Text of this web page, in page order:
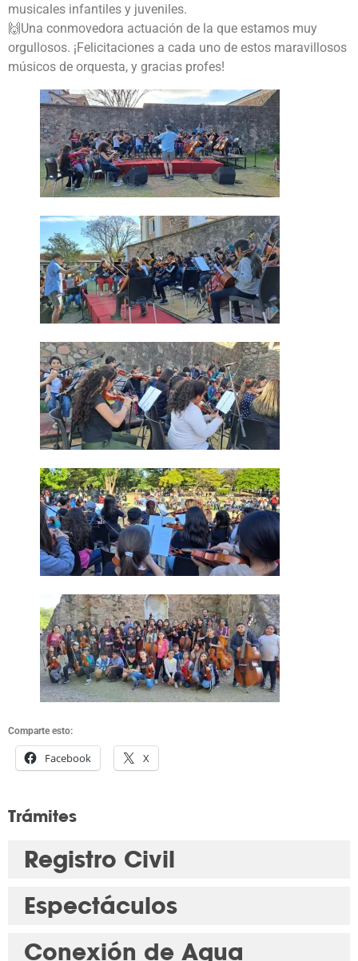
musicales infantiles y juveniles.
🙌Una conmovedora actuación de la que estamos muy
orgullosos. ¡Felicitaciones a cada uno de estos maravillosos
músicos de orquesta, y gracias profes!
Comparte esto:
Facebook X
Trámites
Registro Civil
Espectáculos
Conexión de Agua